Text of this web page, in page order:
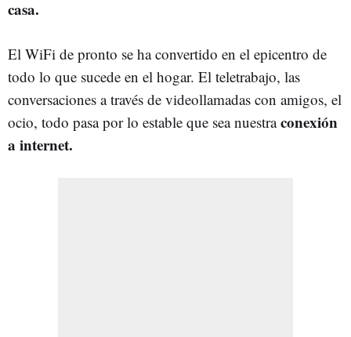
casa.
El WiFi de pronto se ha convertido en el epicentro de
todo lo que sucede en el hogar. El teletrabajo, las
conversaciones a través de videollamadas con amigos, el
ocio, todo pasa por lo estable que sea nuestraconexión
a internet.